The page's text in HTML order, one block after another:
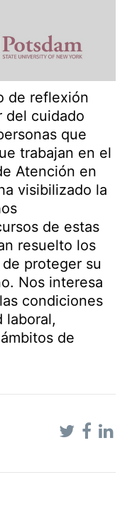
de reflexión
del cuidado
que
trabajan en el
Atención en
visibilizado la
de estas
resuelto los
proteger su
Nos interesa
condiciones
laboral,
de